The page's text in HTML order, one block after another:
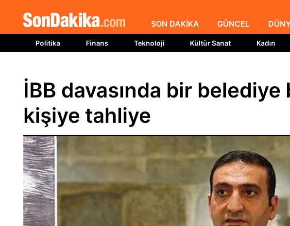
SON DAKİKA GÜNCEL
Politika Finans Teknoloji Kültür Sanat Kadın
İBB davasında bir belediye
kişiye tahliye